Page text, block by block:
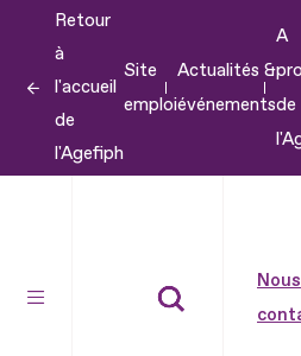
contenu
Retour
à
l'accueil
de
l'Agefiph
Site
emploi
Actualités &
événements
A
de
Nous